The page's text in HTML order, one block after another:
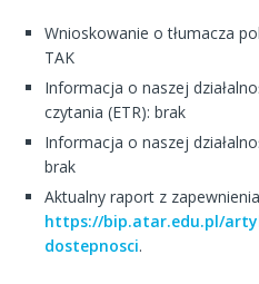
Wnioskowanie o tłumacza
TAK
Informacja o naszej
czytania (ETR): brak
Informacja o naszej
brak
Aktualny raport z
https://bip.atar.edu.pl/
dostepnosci.